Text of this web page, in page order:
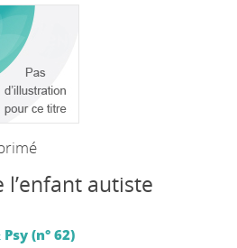
l’enfant autiste
(n° 62)